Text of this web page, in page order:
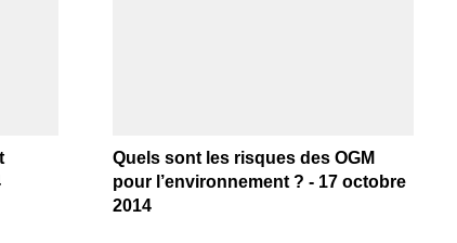
Quels sont les risques des OGM
pour l’environnement ? - 17 octobre
2014